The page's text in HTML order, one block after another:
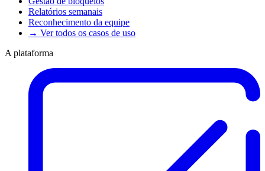
Relatórios semanais
Reconhecimento da equipe
→ Ver todos os casos de uso
A plataforma